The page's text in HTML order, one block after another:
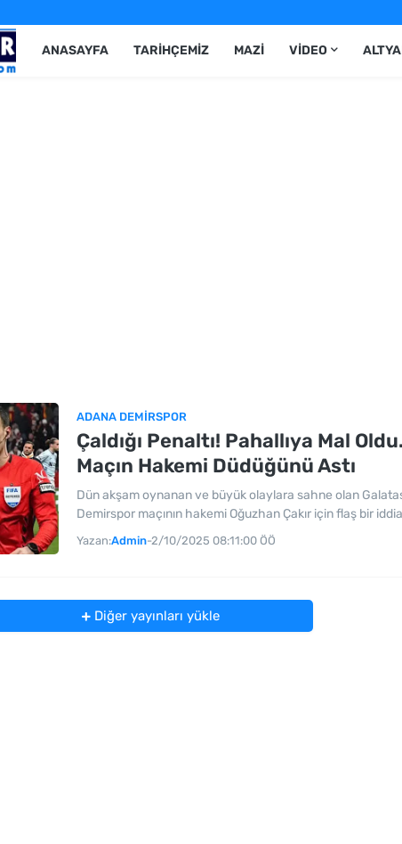
ANASAYFA TARIHÇEMIZ MAZI VIDEO
ADANA DEMIRSPOR
Çaldığı Penaltı! Pahallıya Mal
Maçın Hakemi Düdüğünü Astı
Dün akşam oynanan ve büyük olaylara sahne olan
Demirspor maçının hakemi Oğuzhan Çakır için flaş bir
Yazan:Admin-2/10/2025 08:11:00 ÖÖ
Diğer yayınları yükle